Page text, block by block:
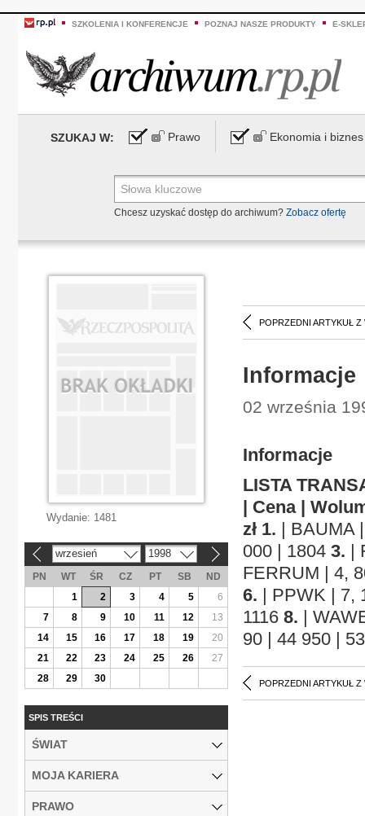
SZKOLENIA I KONFERENCJE POZNAJ NASZE PRODUKTY E-
SZUKAJ W: Prawo Ekonomia i biznes
Chcesz uzyskać dostęp do archiwum? Zobacz ofertę
POPRZEDNI ARTYKUŁ Z
Informacje
02 września
Informacje
LISTA
| Cena |
zł 1. | BAUMA
000 | 1804 3. |
FERRUM | 4,
6. | PPWK | 7,
1116 8. |
90 | 44 950 |
POPRZEDNI ARTYKUŁ Z
Wydanie: 1481
wrzesień 1998
PN WT ŚR CZ PT SB
ND
1
2 3 4 5
6
7
8 9 10 11 12
13
14
15 16 17 18 19
20
21
22 23 24 25 26
27
28
29 30
SPIS TREŚCI
ŚWIAT
MOJA KARIERA
PRAWO